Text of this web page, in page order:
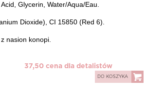
Glycerin, Water/Aqua/Eau.
Dioxide), CI 15850 (Red 6).
nasion konopi.
37,50 cena dla detalistów
DO KOSZYKA